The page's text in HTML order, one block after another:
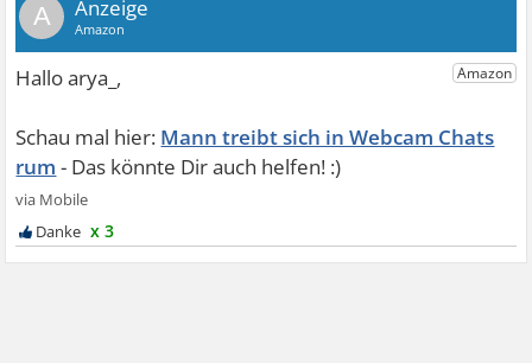
A
Mann treibt sich in Webcam Chats
rum
x 3